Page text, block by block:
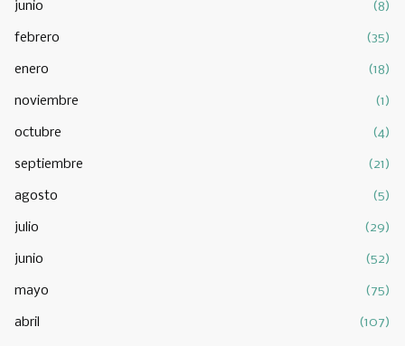
junio (8)
febrero (35)
enero (18)
noviembre (1)
octubre (4)
septiembre (21)
agosto (5)
julio (29)
junio (52)
mayo (75)
abril (107)